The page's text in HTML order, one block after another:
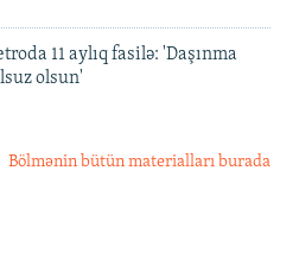
11 aylıq fasilə: 'Daşınma
olsun'
Bölmənin bütün materialları burada